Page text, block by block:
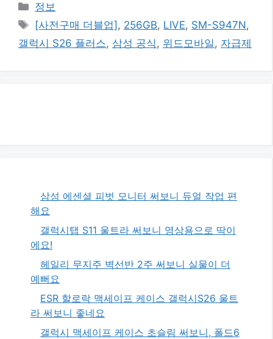
카
테
고
리
정보
태
그
[사전구매 더블업], 256GB, LIVE, SM-S947N,
갤럭시 S26 플러스, 삼성 공식 , 위드모바일 , 자급제
삼성 에센셜 피벗 모니터 써보니 듀얼 작업 편
해요
갤럭시탭 S11 울트라 써보니 영상용으로 딱이
에요!
헤일리 무지주 벽선반 2주 써보니 실물이 더
예뻐요
ESR 할로락 맥세이프 케이스 갤럭시S26 울트
라 써보니 좋네요
갤럭시 맥세이프 케이스 초슬림 써보니, 폴드6